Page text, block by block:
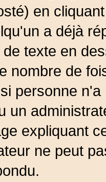
en
a déjà
texte en
nombre de
personne
un
expliquant
ne peut